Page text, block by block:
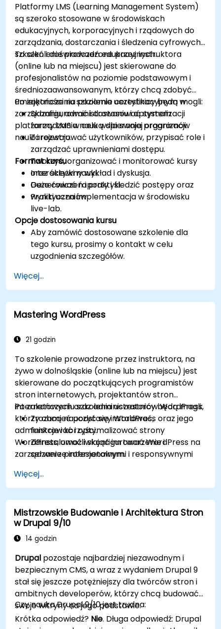
Platformy LMS (Learning Management System)
są szeroko stosowane w środowiskach
edukacyjnych, korporacyjnych i rządowych do
zarządzania, dostarczania i śledzenia cyfrowych
szkoleń i doświadczeń edukacyjnych.
To szkolenie prowadzone przez instruktora
(online lub na miejscu) jest skierowane do
profesjonalistów na poziomie podstawowym i
średniozaawansowanym, którzy chcą zdobyć
umiejętności na poziomie certyfikacyjnym w
zarządzaniu, administrowaniu i optymalizacji
platformy LMS w celu wspierania programów
nauki i rozwoju.
Po zakończeniu szkolenia uczestnicy będą mogli:
Skonfigurować i dostosować system
zarządzania nauką dla swojej organizacji.
Zarejestrować użytkowników, przypisać role i
zarządzać uprawnieniami dostępu.
Tworzyć, organizować i monitorować kursy
oraz ścieżki nauki.
Generować raporty i śledzić postępy oraz
wyniki uczniów.
Format kursu
Interaktywny wykład i dyskusja.
Dużo ćwiczeń i praktyki.
Praktyczna implementacja w środowisku
live-lab.
Opcje dostosowania kursu
Aby zamówić dostosowane szkolenie dla
tego kursu, prosimy o kontakt w celu
uzgodnienia szczegółów.
Więcej...
Mastering WordPress
21 godzin
To szkolenie prowadzone przez instruktora, na
żywo w dolnośląskie (online lub na miejscu) jest
skierowane do początkujących programistów
stron internetowych, projektantów stron
internetowych oraz administratorów WordPress,
którzy chcą nauczyć się instalować,
administrować i optymalizować strony
WordPress, umożliwiając im tworzenie i
zarządzanie profesjonalnymi i responsywnymi
Po zakończeniu szkolenia uczestnicy będą mogli:
Zrozumieć podstawy WordPress oraz jego
funkcje i korzyści.
Zainstalować i skonfigurować WordPress na
serwerze internetowym.
poprawić funkcjonalność i wydajność
WordPress.
Tworzyć i zarządzać niestandardowymi
typami postów w WordPress.
Tworzyć strony WordPress na poziomie
podstawowym, średnio zaawansowanym i
Używać Elementor do projektowania i
dostosowywania stron WordPress.
Implementować mapę witryny i okruszki
chleba dla stron WordPress.
Stosować dobre praktyki w projektowaniu
stron internetowych i responsywnym
Więcej...
Mistrzowskie Budowanie i Architektura Stron
w Drupal 9/10
14 godzin
Drupal pozostaje najbardziej niezawodnym i
bezpiecznym CMS, a wraz z wydaniem Drupal 9
stał się jeszcze potężniejszy dla twórców stron i
ambitnych developerów, którzy chcą budować
swoje witryny na jego podstawie.
Czy nauka Drupal 9/10 jest trudna:
Krótka odpowiedź? Nie. Długa odpowiedź: Drupal